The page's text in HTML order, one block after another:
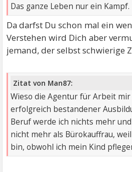
Das ganze Leben nur ein Kampf.
Da darfst Du schon mal ein
Verstehen wird Dich aber
jemand, der selbst schwierige
Zitat von Man87:
Wieso die Agentur für Arbeit mir
erfolgreich bestandener
Beruf werde ich nichts mehr
nicht mehr als Bürokauffrau,
bin, obwohl ich mein Kind